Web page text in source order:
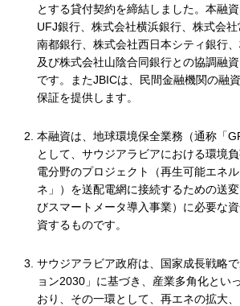
とする貸付契約を締結しました。本融
UFJ銀行、株式会社横浜銀行、株式会
南都銀行、株式会社西日本シティ銀行
及び株式会社山陰合同銀行との協調融
です。またJBICは、民間金融機関の融
保証を提供します。
本融資は、地球環境保全業務（通称「
として、サウジアラビアにおける環境
電分野のプロジェクト（再生可能エネ
ネ」）を送配電網に接続するための送
びスマートメータ導入事業）に必要な
資するものです。
サウジアラビア政府は、国家成長戦略
ョン2030」に基づき、産業多角化とい
おり、その一環として、再エネの拡大